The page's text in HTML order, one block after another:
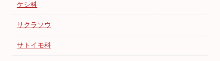
ケシ科
サクラソウ
サトイモ科